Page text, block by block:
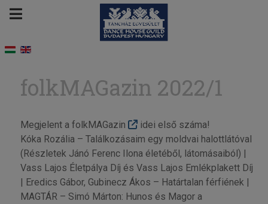
folkMAGazin 2022/1
Megjelent a folkMAGazin
idei első száma!
Kóka Rozália – Találkozásaim egy moldvai halottlátóval
(Részletek Jánó Ferenc Ilona életéből, látomásaiból) |
Vass Lajos Életpálya Díj és Vass Lajos Emlékplakett Díj
| Eredics Gábor, Gubinecz Ákos – Határtalan férfiének |
MAGTÁR – Simó Márton: Hunos és Magor a